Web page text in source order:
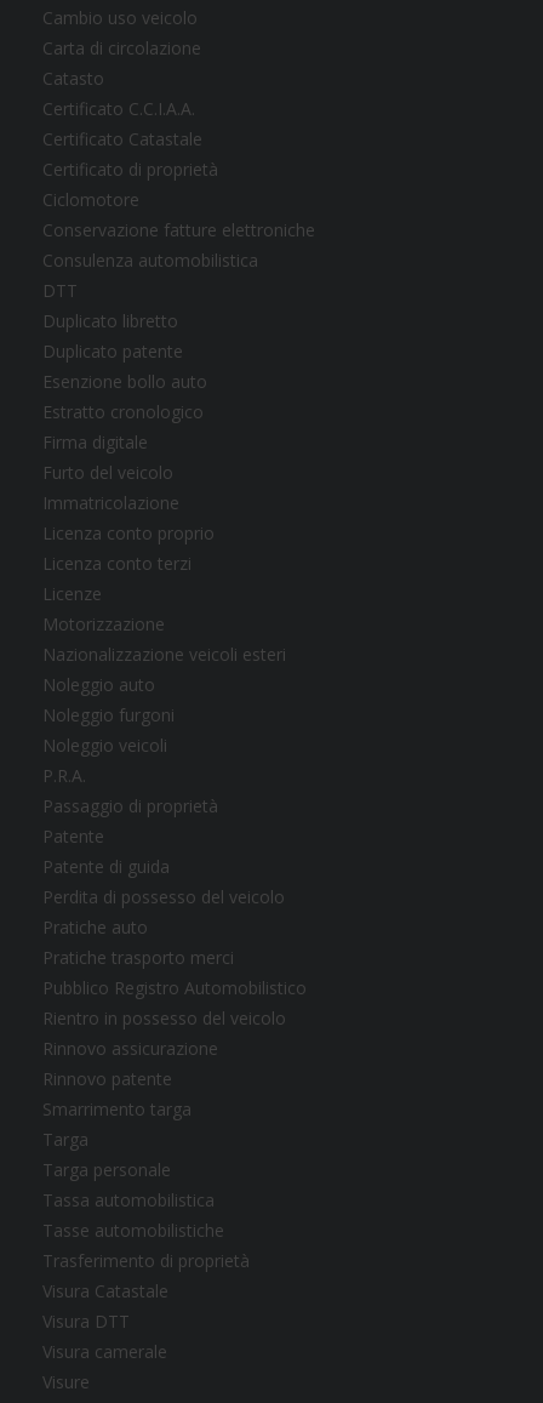
Cambio uso veicolo
Carta di circolazione
Catasto
Certificato C.C.I.A.A.
Certificato Catastale
Certificato di proprietà
Ciclomotore
Conservazione fatture elettroniche
Consulenza automobilistica
DTT
Duplicato libretto
Duplicato patente
Esenzione bollo auto
Estratto cronologico
Firma digitale
Furto del veicolo
Immatricolazione
Licenza conto proprio
Licenza conto terzi
Licenze
Motorizzazione
Nazionalizzazione veicoli esteri
Noleggio auto
Noleggio furgoni
Noleggio veicoli
P.R.A.
Passaggio di proprietà
Patente
Patente di guida
Perdita di possesso del veicolo
Pratiche auto
Pratiche trasporto merci
Pubblico Registro Automobilistico
Rientro in possesso del veicolo
Rinnovo assicurazione
Rinnovo patente
Smarrimento targa
Targa
Targa personale
Tassa automobilistica
Tasse automobilistiche
Trasferimento di proprietà
Visura Catastale
Visura DTT
Visura camerale
Visure